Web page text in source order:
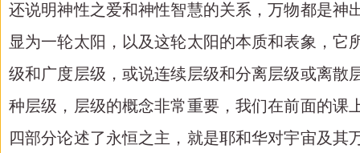
还说明神性之爱和神性智慧的关系，万物都是神
显为一轮太阳，以及这轮太阳的本质和表象，
级和广度层级，或说连续层级和分离层级或离散
种层级，层级的概念非常重要，我们在前面的课
四部分论述了永恒之主，就是耶和华对宇宙及